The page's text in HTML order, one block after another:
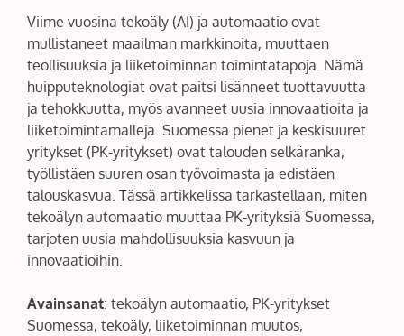
Viime vuosina tekoäly (AI) ja automaatio ovat
mullistaneet maailman markkinoita, muuttaen
teollisuuksia ja liiketoiminnan toimintatapoja. Nämä
huipputeknologiat ovat paitsi lisänneet tuottavuutta
ja tehokkuutta, myös avanneet uusia innovaatioita ja
liiketoimintamalleja. Suomessa pienet ja keskisuuret
yritykset (PK-yritykset) ovat talouden selkäranka,
työllistäen suuren osan työvoimasta ja edistäen
talouskasvua. Tässä artikkelissa tarkastellaan, miten
tekoälyn automaatio muuttaa PK-yrityksiä Suomessa,
tarjoten uusia mahdollisuuksia kasvuun ja
innovaatioihin.
Avainsanat: tekoälyn automaatio, PK-yritykset
Suomessa, tekoäly, liiketoiminnan muutos,